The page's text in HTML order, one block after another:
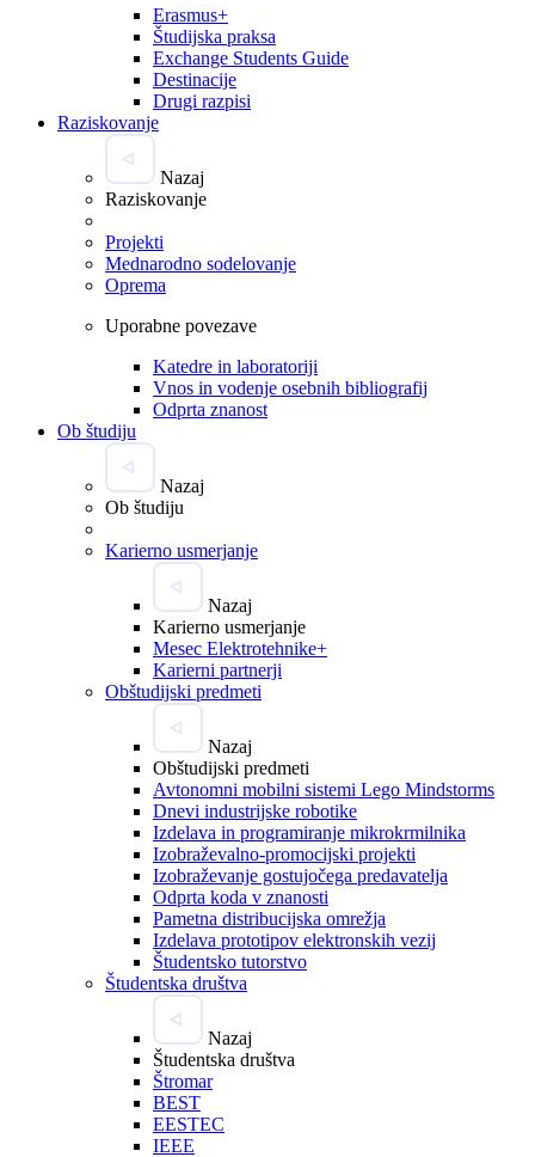
Erasmus+
Študijska praksa
Exchange Students Guide
Destinacije
Drugi razpisi
Raziskovanje
Nazaj
Raziskovanje
Projekti
Mednarodno sodelovanje
Oprema
Uporabne povezave
Katedre in laboratoriji
Vnos in vodenje osebnih bibliografij
Odprta znanost
Ob študiju
Nazaj
Ob študiju
Karierno usmerjanje
Nazaj
Karierno usmerjanje
Mesec Elektrotehnike+
Karierni partnerji
Obštudijski predmeti
Nazaj
Obštudijski predmeti
Avtonomni mobilni sistemi Lego Mindstorms
Dnevi industrijske robotike
Izdelava in programiranje mikrokrmilnika
Izobraževalno-promocijski projekti
Izobraževanje gostujočega predavatelja
Odprta koda v znanosti
Pametna distribucijska omrežja
Izdelava prototipov elektronskih vezij
Študentsko tutorstvo
Študentska društva
Nazaj
Študentska društva
Štromar
BEST
EESTEC
IEEE